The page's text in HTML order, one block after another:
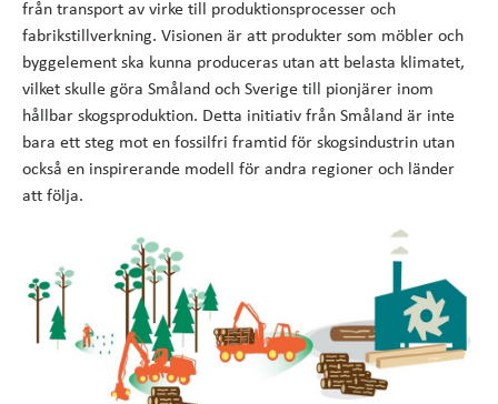
från transport av virke till produktionsprocesser och
fabrikstillverkning. Visionen är att produkter som möbler och
byggelement ska kunna produceras utan att belasta klimatet,
vilket skulle göra Småland och Sverige till pionjärer inom
hållbar skogsproduktion. Detta initiativ från Småland är inte
bara ett steg mot en fossilfri framtid för skogsindustrin utan
också en inspirerande modell för andra regioner och länder
att följa.